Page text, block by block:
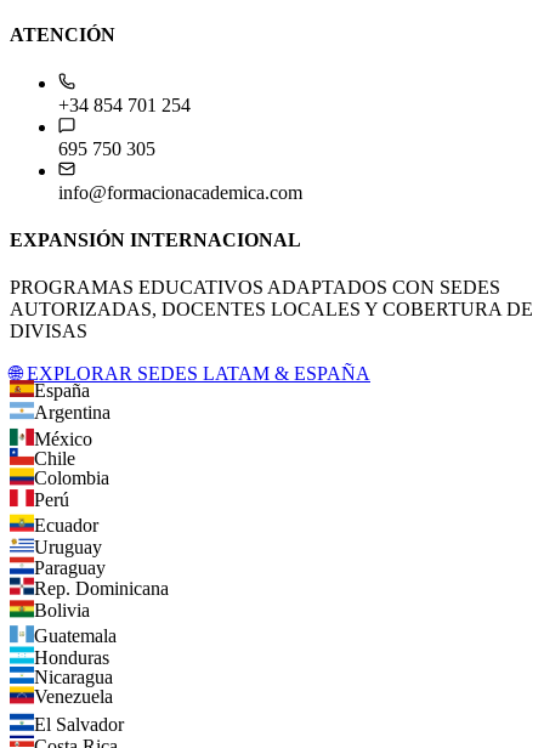
ATENCIÓN
+34 854 701 254
695 750 305
info@formacionacademica.com
EXPANSIÓN INTERNACIONAL
PROGRAMAS EDUCATIVOS ADAPTADOS CON SEDES
AUTORIZADAS, DOCENTES LOCALES Y COBERTURA DE
DIVISAS
🌐 EXPLORAR SEDES LATAM & ESPAÑA
España
Argentina
México
Chile
Colombia
Perú
Ecuador
Uruguay
Paraguay
Rep. Dominicana
Bolivia
Guatemala
Honduras
Nicaragua
Venezuela
El Salvador